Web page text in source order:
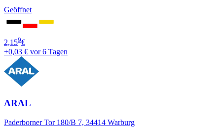
Geöffnet
2,159€
+0,03 € vor 6 Tagen
ARAL
Paderborner Tor 180/B 7, 34414 Warburg